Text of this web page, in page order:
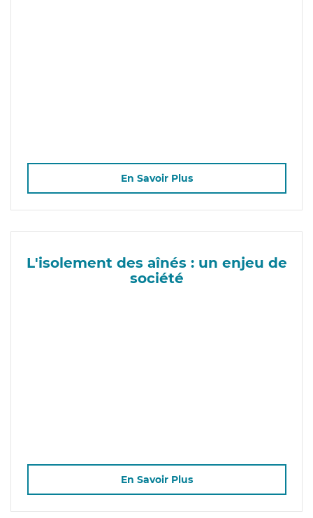
En Savoir Plus
L'isolement des aînés : un enjeu de
société
En Savoir Plus